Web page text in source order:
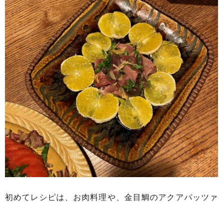
初めてレシピは、お肉料理や、金目鯛のアクアパッツァ